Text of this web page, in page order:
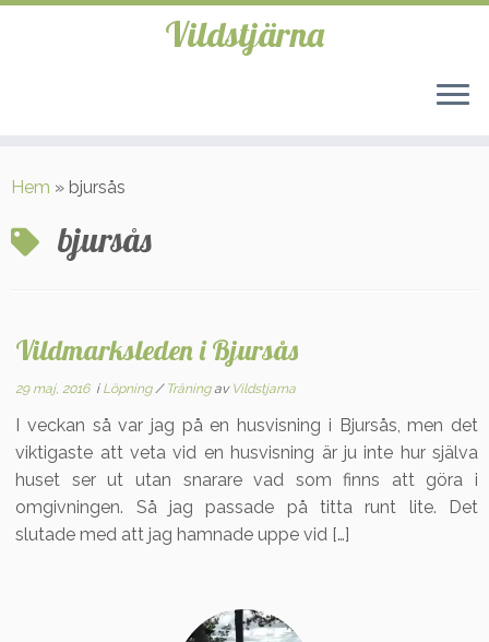
till
Vildstjärna
Hem » bjursås
bjursås
Vildmarksleden i Bjursås
29 maj, 2016i Löpning/ Träningav Vildstjarna
I veckan så var jag på en husvisning i Bjursås, men det
viktigaste att veta vid en husvisning är ju inte hur själva
huset ser ut utan snarare vad som finns att göra i
omgivningen. Så jag passade på titta runt lite. Det
slutade med att jag hamnade uppe vid […]